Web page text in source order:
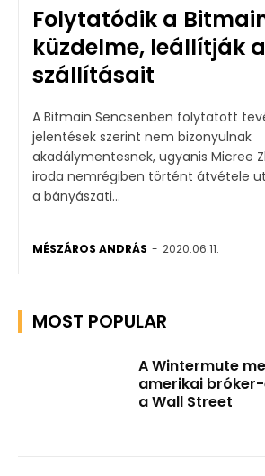
Folytatódik a
küzdelme, leállítják
szállításait
A Bitmain Sencsenben folytatott
jelentések szerint nem bizonyulnak
akadálymentesnek, ugyanis Micree
iroda nemrégiben történt átvétele
a bányászati...
MÉSZÁROS ANDRÁS - 2020.06.11.
MOST POPULAR
A Wintermute
amerikai
a Wall Street